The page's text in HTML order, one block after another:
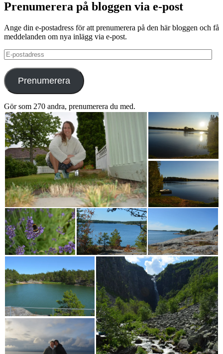
Prenumerera på bloggen via e-post
Ange din e-postadress för att prenumerera på den här bloggen och få
meddelanden om nya inlägg via e-post.
E-
postadress
Prenumerera
Gör som 270 andra, prenumerera du med.